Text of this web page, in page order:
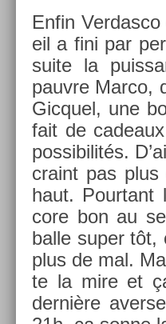
Enfin
eil a fini par
suite la
pauv­re Marco,
Gic­quel, une
fait de
pos­sibilités.
craint pas
haut.
core bon au
balle super tôt,
plus de mal.
te la mire et
dernière